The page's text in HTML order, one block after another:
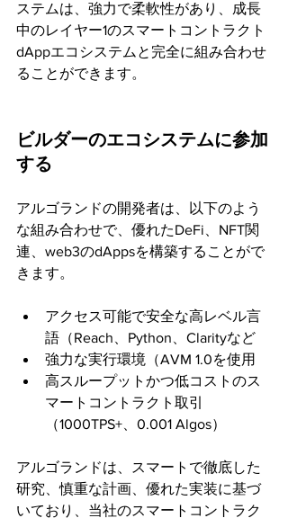
ステムは、強力で柔軟性があり、成長
中のレイヤー1のスマートコントラクト
dAppエコシステムと完全に組み合わせ
ることができます。
ビルダーのエコシステムに参加
する
アルゴランドの開発者は、以下のよう
な組み合わせで、優れたDeFi、NFT関
連、web3のdAppsを構築することがで
きます。
アクセス可能で安全な高レベル言
語（Reach、Python、Clarityなど
強力な実行環境（AVM 1.0を使用
高スループットかつ低コストのス
マートコントラクト取引
（1000TPS+、0.001 Algos）
アルゴランドは、スマートで徹底した
研究、慎重な計画、優れた実装に基づ
いており、当社のスマートコントラク